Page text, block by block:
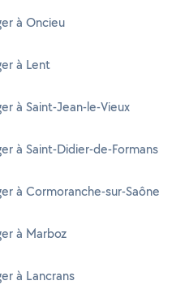
à Oncieu
à Lent
à Saint-Jean-le-Vieux
à Saint-Didier-de-Formans
à Cormoranche-sur-Saône
à Marboz
à Lancrans